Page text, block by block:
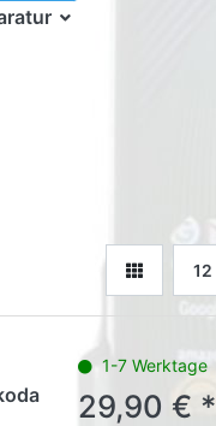
12
1-7 Werktage
29,90 € *